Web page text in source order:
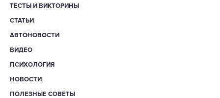
ТЕСТЫ И ВИКТОРИНЫ
СТАТЬИ
АВТОНОВОСТИ
ВИДЕО
ПСИХОЛОГИЯ
НОВОСТИ
ПОЛЕЗНЫЕ СОВЕТЫ